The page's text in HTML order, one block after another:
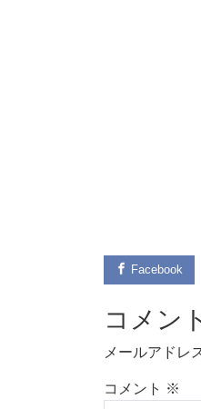
Facebook
コメン
メールアドレ
コメント ※